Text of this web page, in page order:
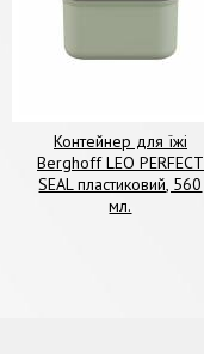
Контейнер для їжі
Berghoff LEO PERFECT
SEAL пластиковий, 560
мл.